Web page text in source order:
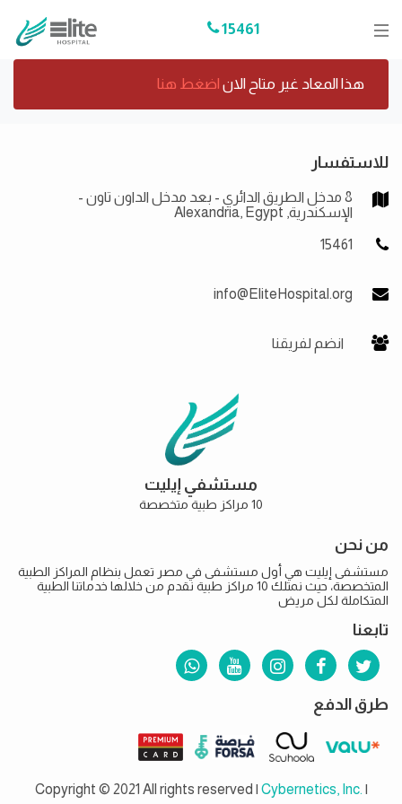
15461
هذا المعاد غير متاح الان اضغط هنا
للاستفسار
8 مدخل الطريق الدائري - بعد مدخل الداون تاون -
الإسكندرية, Alexandria, Egypt
15461
info@EliteHospital.org
انضم لفريقنا
مستشفي إيليت
10 مراكز طبية متخصصة
من نحن
مستشفى إيليت هي أول مستشفى في مصر تعمل بنظام المراكز الطبية
المتخصصة، حيث نمتلك 10 مراكز طبية نقدم من خلالها خدماتنا الطبية
المتكاملة لكل مريض
تابعنا
طرق الدفع
Copyright © 2021 All rights reserved | Cybernetics, Inc. |